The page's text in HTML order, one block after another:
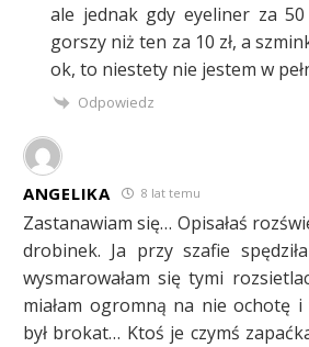
ale jednak gdy eyeliner za
gorszy niż ten za 10 zł, a
ok, to niestety nie jestem w
Odpowiedz
ANGELIKA 8 lat temu
Zastanawiam się… Opisałaś
drobinek. Ja przy szafie
wysmarowałam się tymi
miałam ogromną na nie ochotę i
był brokat… Ktoś je czymś